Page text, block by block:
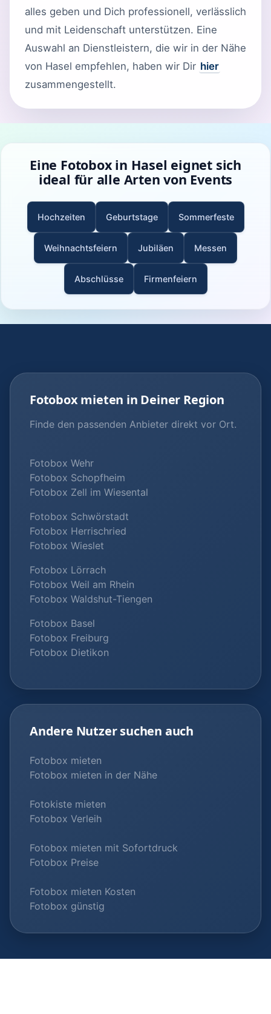
alles geben und Dich professionell, verlässlich
und mit Leidenschaft unterstützen. Eine
Auswahl an Dienstleistern, die wir in der Nähe
von Hasel empfehlen, haben wir Dir hier
zusammengestellt.
Eine Fotobox in Hasel eignet sich
ideal für alle Arten von Events
Hochzeiten Geburtstage Sommerfeste
Weihnachtsfeiern Jubiläen Messen
Abschlüsse Firmenfeiern
Fotobox mieten in Deiner Region
Finde den passenden Anbieter direkt vor Ort.
Fotobox Wehr
Fotobox Schopfheim
Fotobox Zell im Wiesental
Fotobox Schwörstadt
Fotobox Herrischried
Fotobox Wieslet
Fotobox Lörrach
Fotobox Weil am Rhein
Fotobox Waldshut-Tiengen
Fotobox Basel
Fotobox Freiburg
Fotobox Dietikon
Andere Nutzer suchen auch
Fotobox mieten
Fotobox mieten in der Nähe
Fotokiste mieten
Fotobox Verleih
Fotobox mieten mit Sofortdruck
Fotobox Preise
Fotobox mieten Kosten
Fotobox günstig